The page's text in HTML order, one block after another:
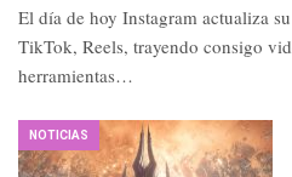
El día de hoy Instagram actualiza
TikTok, Reels, trayendo consigo
herramientas…
NOTICIAS